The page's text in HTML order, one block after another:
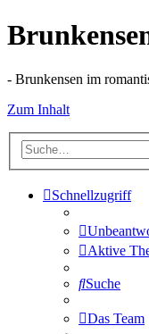
- Brunkensen im
Zum Inhalt
Schnellzugriff
Aktive
Suche
Das Team